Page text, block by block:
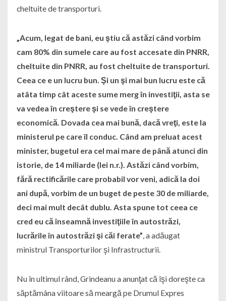
cheltuite de transporturi.
„Acum, legat de bani, eu ştiu că astăzi când vorbim
cam 80% din sumele care au fost accesate din PNRR,
cheltuite din PNRR, au fost cheltuite de transporturi.
Ceea ce e un lucru bun. Şi un şi mai bun lucru este că
atâta timp cât aceste sume merg în investiţii, asta se
va vedea în creştere şi se vede în creştere
economică. Dovada cea mai bună, dacă vreţi, este la
ministerul pe care îl conduc. Când am preluat acest
minister, bugetul era cel mai mare de până atunci din
istorie, de 14 miliarde (lei n.r.). Astăzi când vorbim,
fără rectificările care probabil vor veni, adică la doi
ani după, vorbim de un buget de peste 30 de miliarde,
deci mai mult decât dublu. Asta spune tot ceea ce
cred eu că înseamnă investiţiile în autostrăzi,
lucrările în autostrăzi şi căi ferate”, a adăugat
ministrul Transporturilor şi Infrastructurii.
Nu în ultimul rând, Grindeanu a anunţat că îşi doreşte ca
săptămâna viitoare să meargă pe Drumul Expres